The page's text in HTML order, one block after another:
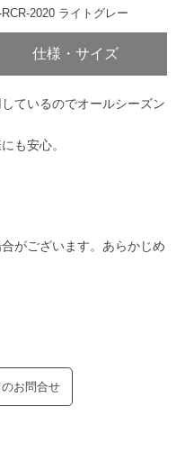
2020 ライトグレー
仕様・サイズ
ているのでオールシーズン
も安心。
がございます。あらかじめ
お問合せ